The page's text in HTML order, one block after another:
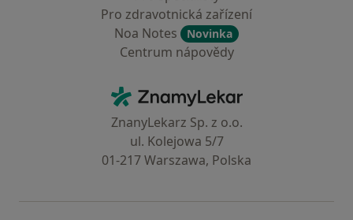
Pro zdravotnická zařízení
Noa Notes
Novinka
Centrum nápovědy
ZnamyLekar - Hlavní stránka
ZnanyLekarz Sp. z o.o.
ul. Kolejowa 5/7
01-217 Warszawa, Polska